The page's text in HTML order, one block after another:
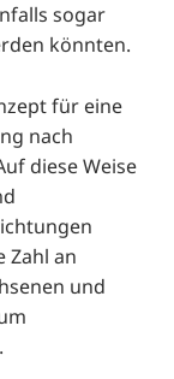
sogar
könnten.
für eine
nach
diese Weise
Zahl an
und